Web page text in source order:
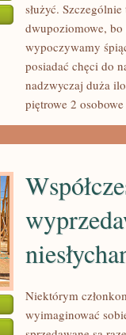
służyć.
dwupoziomowe,
wypoczywamy
posiadać chęci do
nadzwyczaj duża
piętrowe 2 osobowe
Niektórym
wyimaginować